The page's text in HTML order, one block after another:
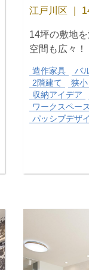
江戸川区 ｜
14坪の敷地
空間も広々！
造作家具 バ
2階建て
狭小
収納アイデア
ワークスペース
パッシブデザ